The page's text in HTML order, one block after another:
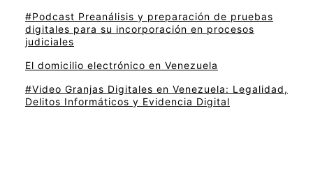
#Podcast Preanálisis y preparación de pruebas
digitales para su incorporación en procesos
judiciales
El domicilio electrónico en Venezuela
#Video Granjas Digitales en Venezuela: Legalidad,
Delitos Informáticos y Evidencia Digital